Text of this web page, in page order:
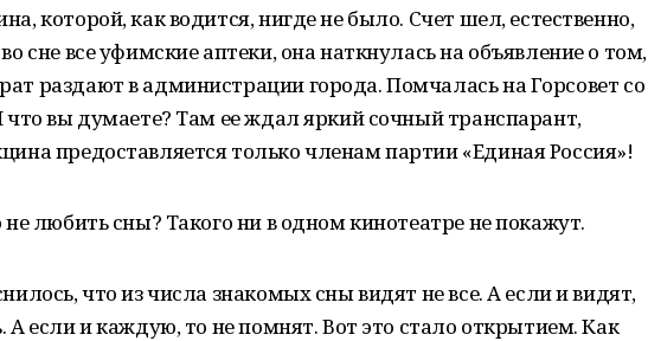
которой, как водится, нигде не было. Счет шел, естественно,
сне все уфимские аптеки, она наткнулась на объявление о том,
раздают в администрации города. Помчалась на Горсовет со
что вы думаете? Там ее ждал яркий сочный транспарант,
предоставляется только членам партии «Единая Россия»!
не любить сны? Такого ни в одном кинотеатре не покажут.
что из числа знакомых сны видят не все. А если и видят,
А если и каждую, то не помнят. Вот это стало открытием. Как